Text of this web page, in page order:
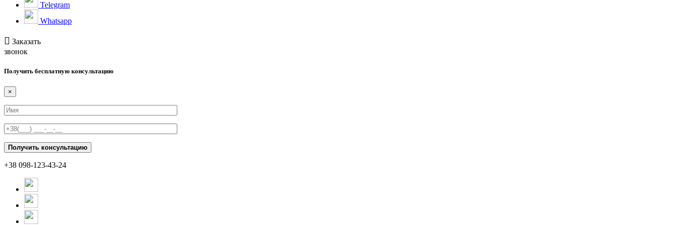
Telegram
Whatsapp
Заказать
звонок
Получить бесплатную консультацию
×
+38 098-123-43-24